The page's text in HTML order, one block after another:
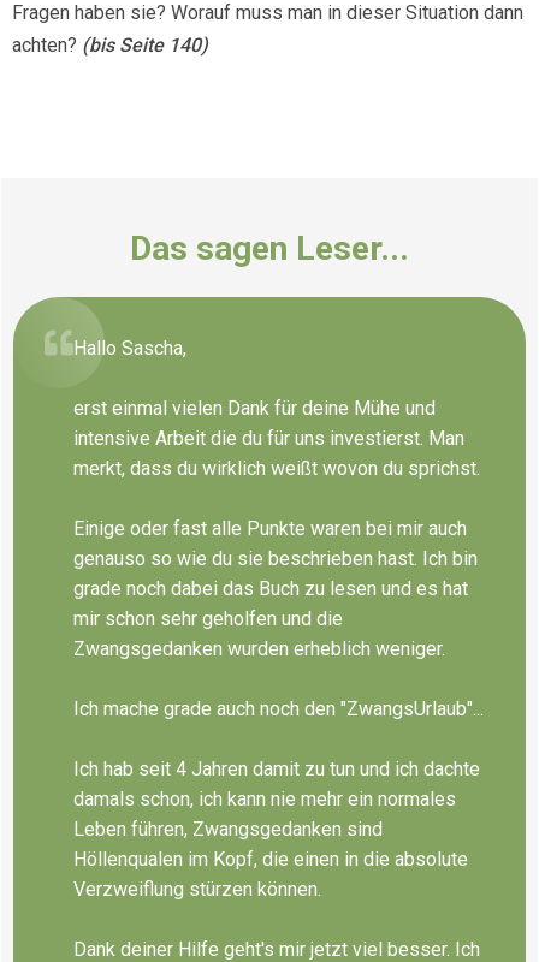
Fragen haben sie? Worauf muss man in dieser Situation dann
achten? (bis Seite 140)
Das sagen Leser...
Hallo Sascha,
erst einmal vielen Dank für deine Mühe und
intensive Arbeit die du für uns investierst. Man
merkt, dass du wirklich weißt wovon du sprichst.
Einige oder fast alle Punkte waren bei mir auch
genauso so wie du sie beschrieben hast. Ich bin
grade noch dabei das Buch zu lesen und es hat
mir schon sehr geholfen und die
Zwangsgedanken wurden erheblich weniger.
Ich mache grade auch noch den "ZwangsUrlaub"...
Ich hab seit 4 Jahren damit zu tun und ich dachte
damals schon, ich kann nie mehr ein normales
Leben führen, Zwangsgedanken sind
Höllenqualen im Kopf, die einen in die absolute
Verzweiflung stürzen können.
Dank deiner Hilfe geht's mir jetzt viel besser. Ich